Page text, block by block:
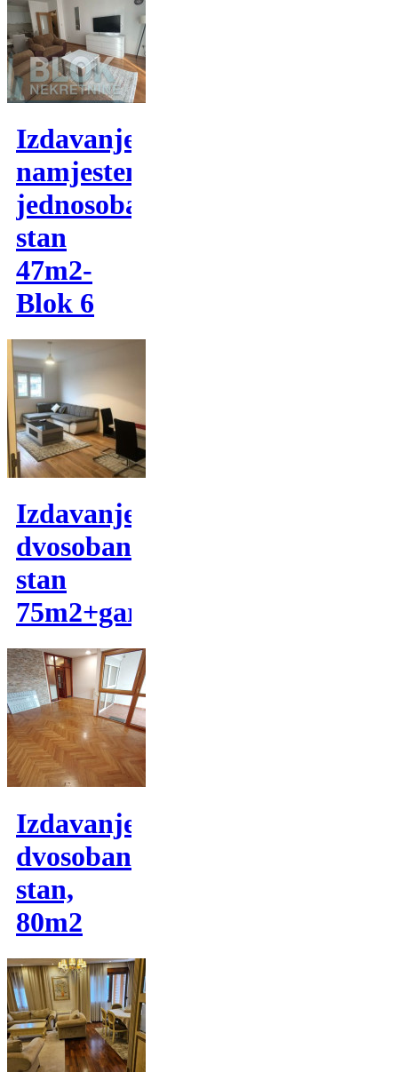
Izdavanje,
namjesten
jednosoban
stan
47m2-
Blok 6
Izdavanje,
dvosoban
stan
75m2+garaza
Izdavanje,
dvosoban
stan,
80m2